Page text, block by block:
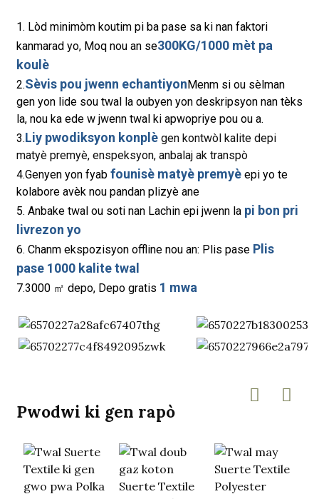
1. Lòd minimòm koutim pi ba pase sa ki nan faktori
kanmarad yo, Moq nou an se300KG/1000 mèt pa
koulè
2.Sèvis pou jwenn echantiyon Menm si ou sèlman
gen yon lide sou twal la oubyen yon deskripsyon nan tèks
la, nou ka ede w jwenn twal ki apwopriye pou ou a.
3.Liy pwodiksyon konplè gen kontwòl kalite depi
matyè premyè, enspeksyon, anbalaj ak transpò
4.Genyen yon fyab founisè matyè premyèepi yo te
kolabore avèk nou pandan plizyè ane
5. Anbake twal ou soti nan Lachin epi jwenn la pi bon pri
livrezon yo
6. Chanm ekspozisyon offline nou an: Plis pase Plis
pase 1000 kalite twal
7.3000 ㎡ depo, Depo gratis 1 mwa
Pwodwi ki gen rapò